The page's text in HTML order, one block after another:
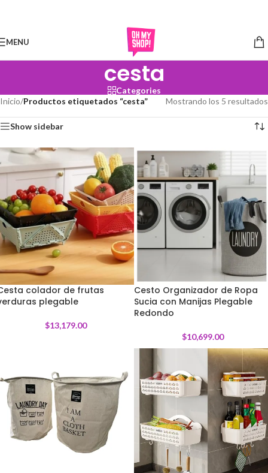
MENU
cesta
Categories
Inicio/Productos etiquetados “cesta” Mostrando los 5 resultados
Show sidebar
colador de frutas
plegable
$13,179.00
Cesto Organizador de Ropa
Sucia con Manijas Plegable
Redondo
$10,699.00